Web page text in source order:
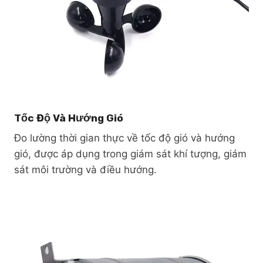
Tốc Độ Và Hướng Gió
Đo lường thời gian thực về tốc độ gió và hướng
gió, được áp dụng trong giám sát khí tượng, giám
sát môi trường và điều hướng.